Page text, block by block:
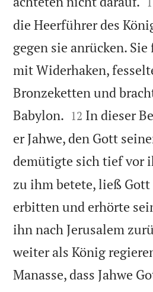
die Heerführer des
gegen sie anrücken.
mit Widerhaken,
Bronzeketten und
Babylon. 

12 In dieser
er Jahwe, den Gott
demütigte sich tief vor
zu ihm betete, ließ
erbitten und erhörte
ihn nach Jerusalem
weiter als König
Manasse, dass Jahwe